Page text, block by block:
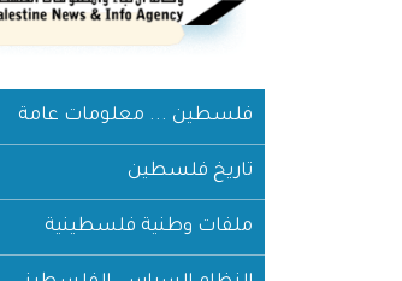
فلسطين ... معلومات عامة
تاريخ فلسطين
ملفات وطنية فلسطينية